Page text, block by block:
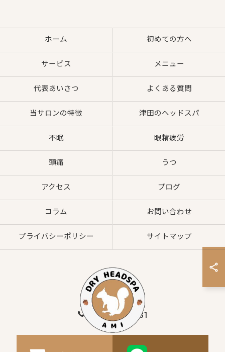
080-8547-2881
ホーム 初めての方へ
サービス メニュー
代表あいさつ よくある質問
当サロンの特徴 津田のヘッドスパ
不眠 眼精疲労
頭痛 うつ
アクセス ブログ
コラム お問い合わせ
プライバシーポリシー サイトマップ